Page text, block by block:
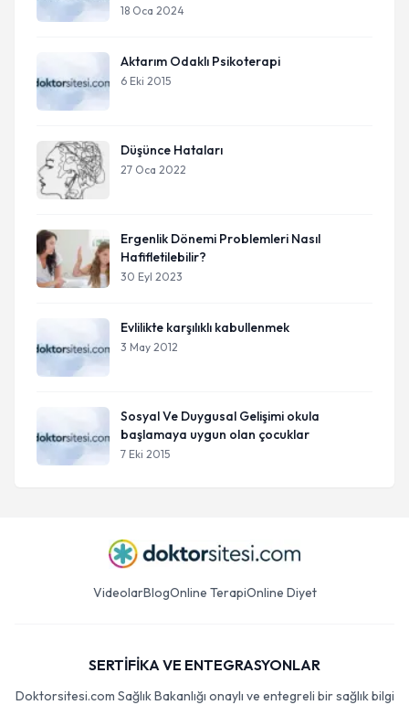
18 Oca 2024
Aktarım Odaklı Psikoterapi
6 Eki 2015
Düşünce Hataları
27 Oca 2022
Ergenlik Dönemi Problemleri Nasıl
Hafifletilebilir?
30 Eyl 2023
Evlilikte karşılıklı kabullenmek
3 May 2012
Sosyal Ve Duygusal Gelişimi okula
başlamaya uygun olan çocuklar
7 Eki 2015
VideolarBlogOnline TerapiOnline Diyet
SERTİFİKA VE ENTEGRASYONLAR
Doktorsitesi.com Sağlık Bakanlığı onaylı ve entegreli bir sağlık bilgi